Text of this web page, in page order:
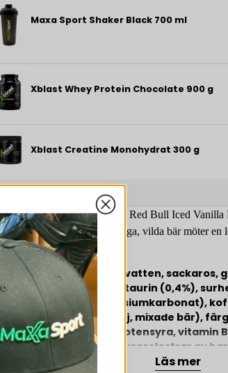
Maxa Sport Shaker Black 700 ml
Xblast Whey Protein Chocolate 900 g
Xblast Creatine Monohydrat 300 g
Säg hej till din nya besatthet. Red Bull Iced Vanilla
ultimata smakfusionen: frostiga, vilda bär möter en
isig vanilj.
Ingredienser: Kolsyrat vatten, sackaros,
(citronsyra), koldioxid, taurin (0,4%),
(natriumcitrat, magnesiumkarbonat),
naturliga aromer (vanilj, mixade bär),
vitaminer (niacin, pantotensyra, vitamin
stabiliseringsmedel (glycerolestrar av
Läs mer